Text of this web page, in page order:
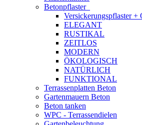
Betonpflaster
Versickerungspflaster
ELEGANT
RUSTIKAL
ZEITLOS
MODERN
ÖKOLOGISCH
NATÜRLICH
FUNKTIONAL
Terrassenplatten Beton
Gartenmauern Beton
Beton tanken
WPC - Terrassendielen